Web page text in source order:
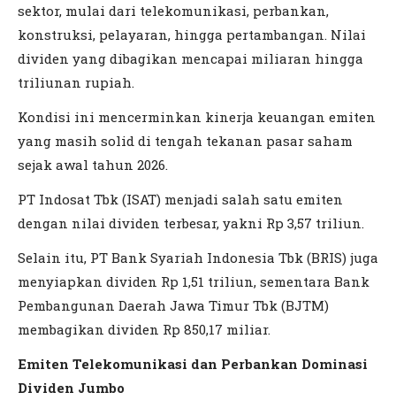
sektor, mulai dari telekomunikasi, perbankan,
konstruksi, pelayaran, hingga pertambangan. Nilai
dividen yang dibagikan mencapai miliaran hingga
triliunan rupiah.
Kondisi ini mencerminkan kinerja keuangan emiten
yang masih solid di tengah tekanan pasar saham
sejak awal tahun 2026.
PT Indosat Tbk (ISAT) menjadi salah satu emiten
dengan nilai dividen terbesar, yakni Rp 3,57 triliun.
Selain itu, PT Bank Syariah Indonesia Tbk (BRIS) juga
menyiapkan dividen Rp 1,51 triliun, sementara Bank
Pembangunan Daerah Jawa Timur Tbk (BJTM)
membagikan dividen Rp 850,17 miliar.
Emiten Telekomunikasi dan Perbankan Dominasi
Dividen Jumbo